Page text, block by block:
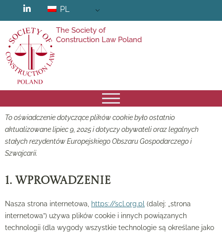
PL
The Society of
Construction Law Poland
To oświadczenie dotyczące plików cookie było ostatnio
aktualizowane lipiec 9, 2025 i dotyczy obywateli oraz legalnych
stałych rezydentów Europejskiego Obszaru Gospodarczego i
Szwajcarii.
1. Wprowadzenie
Nasza strona internetowa, https://scl.org.pl (dalej: „strona
internetowa”) używa plików cookie i innych powiązanych
technologii (dla wygody wszystkie technologie są określane jako